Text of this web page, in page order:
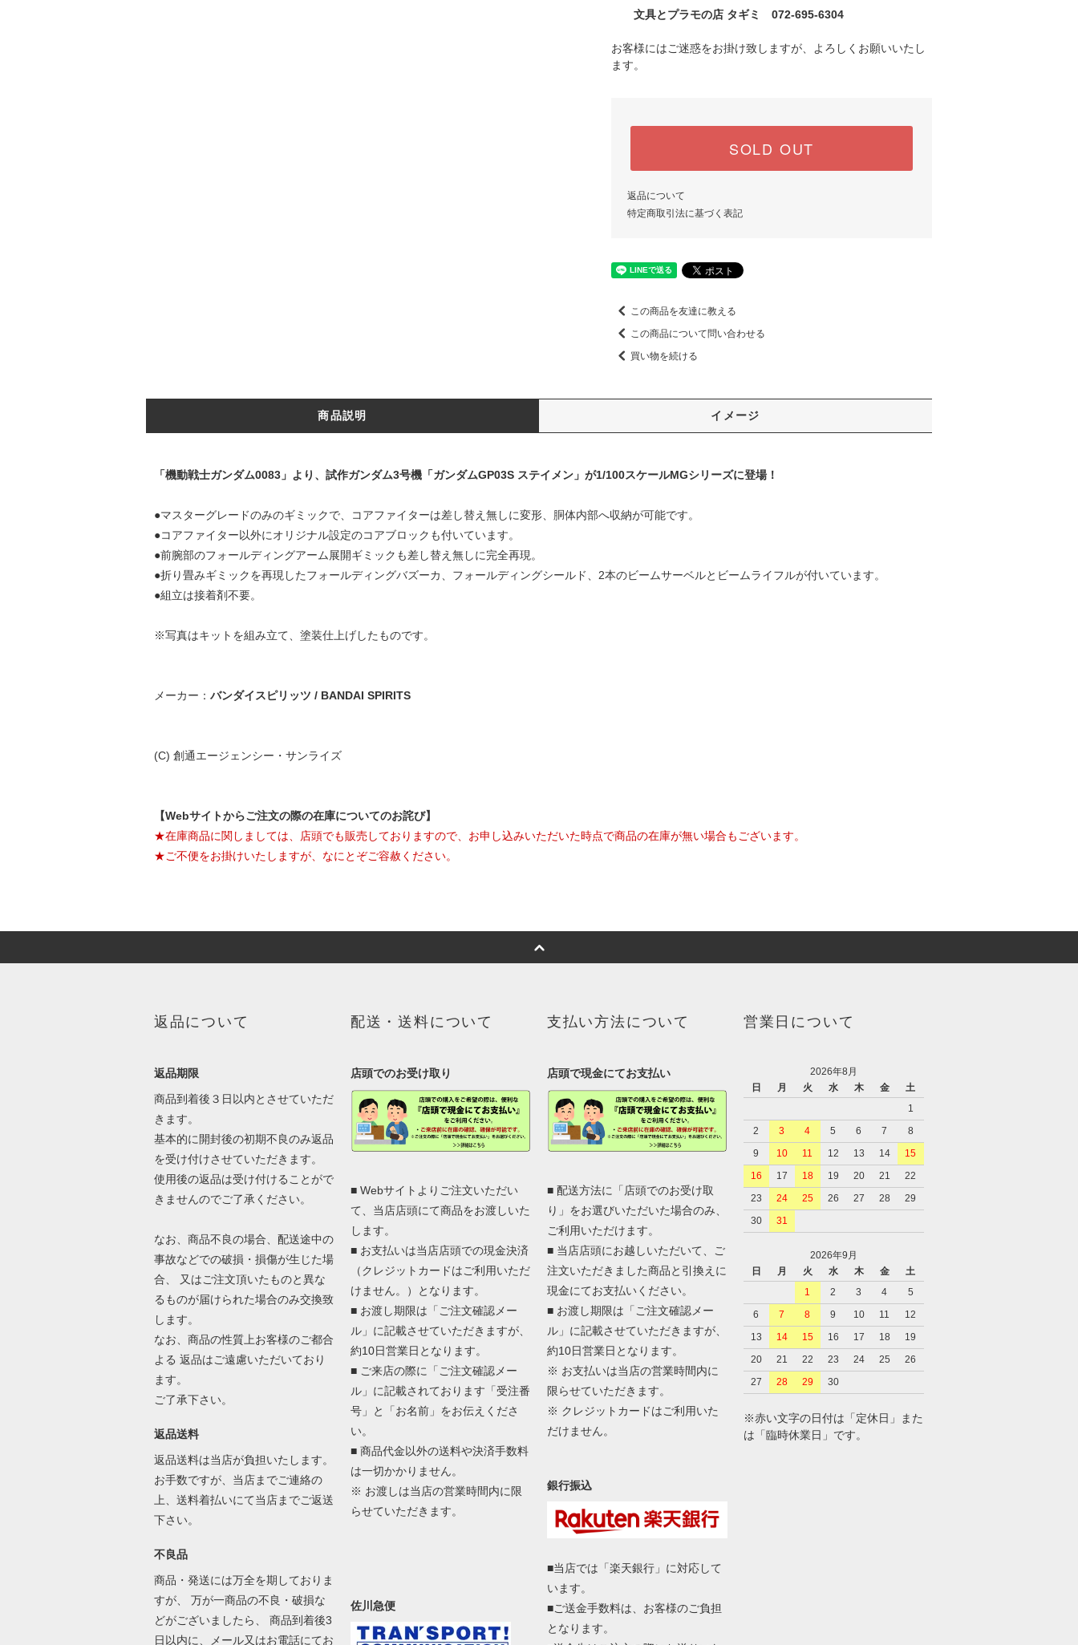
文具とプラモの店 タギミ 072-695-6304
お客様にはご迷惑をお掛け致しますが、よろしくお願いいたし
ます。
SOLD OUT
返品について
特定商取引法に基づく表記
この商品を友達に教える
この商品について問い合わせる
買い物を続ける
商品説明 イメージ
「機動戦士ガンダム0083」より、試作ガンダム3号機「ガンダムGP03S ステイメン」が1/100スケールMGシリーズに登場！
●マスターグレードのみのギミックで、コアファイターは差し替え無しに変形、胴体内部へ収納が可能です。
●コアファイター以外にオリジナル設定のコアブロックも付いています。
●前腕部のフォールディングアーム展開ギミックも差し替え無しに完全再現。
●折り畳みギミックを再現したフォールディングバズーカ、フォールディングシールド、2本のビームサーベルとビームライフルが付いています。
●組立は接着剤不要。
※写真はキットを組み立て、塗装仕上げしたものです。
メーカー： バンダイスピリッツ / BANDAI SPIRITS
(C) 創通エージェンシー・サンライズ
【Webサイトからご注文の際の在庫についてのお詫び】
★在庫商品に関しましては、店頭でも販売しておりますので、お申し込みいただいた時点で商品の在庫が無い場合もございます。
★ご不便をお掛けいたしますが、なにとぞご容赦ください。
返品について
返品期限
商品到着後３日以内とさせていただ
きます。
基本的に開封後の初期不良のみ返品
を受け付けさせていただきます。
使用後の返品は受け付けることがで
きませんのでご了承ください。
なお、商品不良の場合、配送途中の
事故などでの破損・損傷が生じた場
合、 又はご注文頂いたものと異な
るものが届けられた場合のみ交換致
します。
なお、商品の性質上お客様のご都合
よる 返品はご遠慮いただいており
ます。
ご了承下さい。
返品送料
返品送料は当店が負担いたします。
お手数ですが、当店までご連絡の
上、送料着払いにて当店までご返送
下さい。
不良品
商品・発送には万全を期しておりま
すが、 万が一商品の不良・破損な
どがございましたら、 商品到着後3
日以内に、メール又はお電話にてお
配送・送料について
店頭でのお受け取り
■ Webサイトよりご注文いただい
て、当店店頭にて商品をお渡しいた
します。
■ お支払いは当店店頭での現金決済
（クレジットカードはご利用いただ
けません。）となります。
■ お渡し期限は「ご注文確認メー
ル」に記載させていただきますが、
約10日営業日となります。
■ ご来店の際に「ご注文確認メー
ル」に記載されております「受注番
号」と「お名前」をお伝えくださ
い。
■ 商品代金以外の送料や決済手数料
は一切かかりません。
※ お渡しは当店の営業時間内に限
らせていただきます。
佐川急便
支払い方法について
店頭で現金にてお支払い
■ 配送方法に「店頭でのお受け取
り」をお選びいただいた場合のみ、
ご利用いただけます。
■ 当店店頭にお越しいただいて、ご
注文いただきました商品と引換えに
現金にてお支払いください。
■ お渡し期限は「ご注文確認メー
ル」に記載させていただきますが、
約10日営業日となります。
※ お支払いは当店の営業時間内に
限らせていただきます。
※ クレジットカードはご利用いた
だけません。
銀行振込
■当店では「楽天銀行」に対応して
います。
■ご送金手数料は、お客様のご負担
となります。
営業日について
2026年8月
日
月 火 水 木 金
土
1
2
3 4 5 6 7
8
9
10 11 12 13 14
15
16
17 18 19 20 21
22
23
24 25 26 27 28
29
30
31
2026年9月
日
月 火 水 木 金
土
1
2 3 4
5
6
7 8 9 10 11
12
13
14 15 16 17 18
19
20
21 22 23 24 25
26
27
28 29 30
※赤い文字の日付は「定休日」また
は「臨時休業日」です。